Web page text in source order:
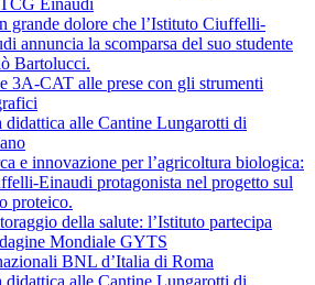
Einaudi
grande dolore che l’Istituto Ciuffelli-
annuncia la scomparsa del suo studente
Bartolucci.
3A-CAT alle prese con gli strumenti
didattica alle Cantine Lungarotti di
e innovazione per l’agricoltura biologica:
Einaudi protagonista nel progetto sul
proteico.
della salute: l’Istituto partecipa
Mondiale GYTS
BNL d’Italia di Roma